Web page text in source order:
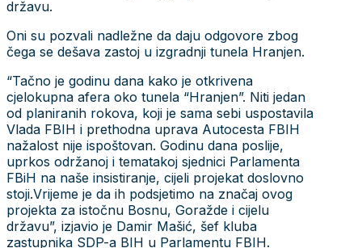
državu.
Oni su pozvali nadležne da daju odgovore zbog
čega se dešava zastoj u izgradnji tunela Hranjen.
“Tačno je godinu dana kako je otkrivena
cjelokupna afera oko tunela “Hranjen”. Niti jedan
od planiranih rokova, koji je sama sebi uspostavila
Vlada FBIH i prethodna uprava Autocesta FBIH
nažalost nije ispoštovan. Godinu dana poslije,
uprkos održanoj i tematakoj sjednici Parlamenta
FBiH na naše insistiranje, cijeli projekat doslovno
stoji.Vrijeme je da ih podsjetimo na značaj ovog
projekta za istočnu Bosnu, Goražde i cijelu
državu”, izjavio je Damir Mašić, šef kluba
zastupnika SDP-a BIH u Parlamentu FBIH.